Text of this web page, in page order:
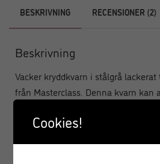
BESKRIVNING RECENSIONER (2)
Beskrivning
Vacker kryddkvarn i stålgrå
från Masterclass. Denna kvarn kan
Cookies!